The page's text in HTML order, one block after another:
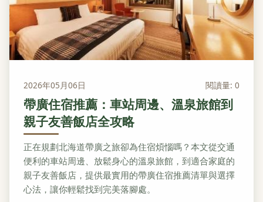
2026年05月06日 閱讀量: 0
帶廣住宿推薦：車站周邊、溫泉旅館到
親子友善飯店全攻略
正在規劃北海道帶廣之旅卻為住宿煩惱嗎？本文從交通
便利的車站周邊、放鬆身心的溫泉旅館，到適合家庭的
親子友善飯店，提供最實用的帶廣住宿推薦清單與選擇
心法，讓你輕鬆找到完美落腳處。